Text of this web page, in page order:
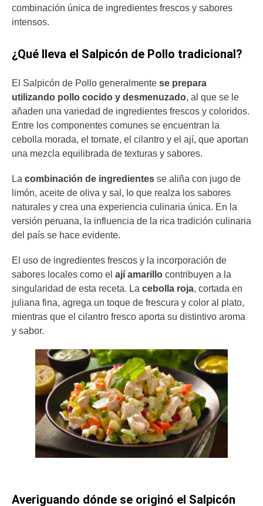
combinación única de ingredientes frescos y sabores
intensos.
¿Qué lleva el Salpicón de Pollo tradicional?
El Salpicón de Pollo generalmente se prepara
utilizando pollo cocido y desmenuzado, al que se le
añaden una variedad de ingredientes frescos y coloridos.
Entre los componentes comunes se encuentran la
cebolla morada, el tomate, el cilantro y el ají, que aportan
una mezcla equilibrada de texturas y sabores.
La combinación de ingredientes se aliña con jugo de
limón, aceite de oliva y sal, lo que realza los sabores
naturales y crea una experiencia culinaria única. En la
versión peruana, la influencia de la rica tradición culinaria
del país se hace evidente.
El uso de ingredientes frescos y la incorporación de
sabores locales como el ají amarillo contribuyen a la
singularidad de esta receta. La cebolla roja, cortada en
juliana fina, agrega un toque de frescura y color al plato,
mientras que el cilantro fresco aporta su distintivo aroma
y sabor.
Averiguando dónde se originó el Salpicón